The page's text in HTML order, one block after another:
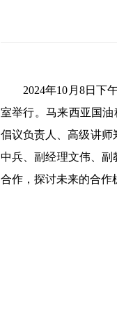
2024年10月8日下
室举行。马来西亚国油
倡议负责人、高级讲师
中兵、副经理文伟、
合作，探讨未来的合作